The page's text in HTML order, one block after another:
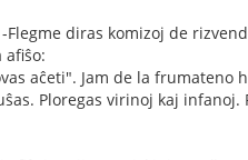
Flegme diras komizoj de
afiŝo:
aĉeti". Jam de la frumateno
Ploregas virinoj kaj